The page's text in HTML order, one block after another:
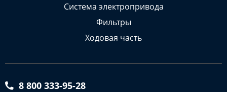
Система электропривода
Фильтры
Ходовая часть
8 800 333-95-28